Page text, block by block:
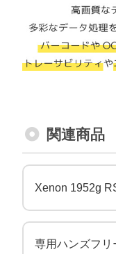
関連商品
Xenon 1952g
専用ハンズフ